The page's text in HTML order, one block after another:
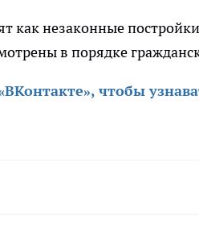
как незаконные
в порядке
чтобы